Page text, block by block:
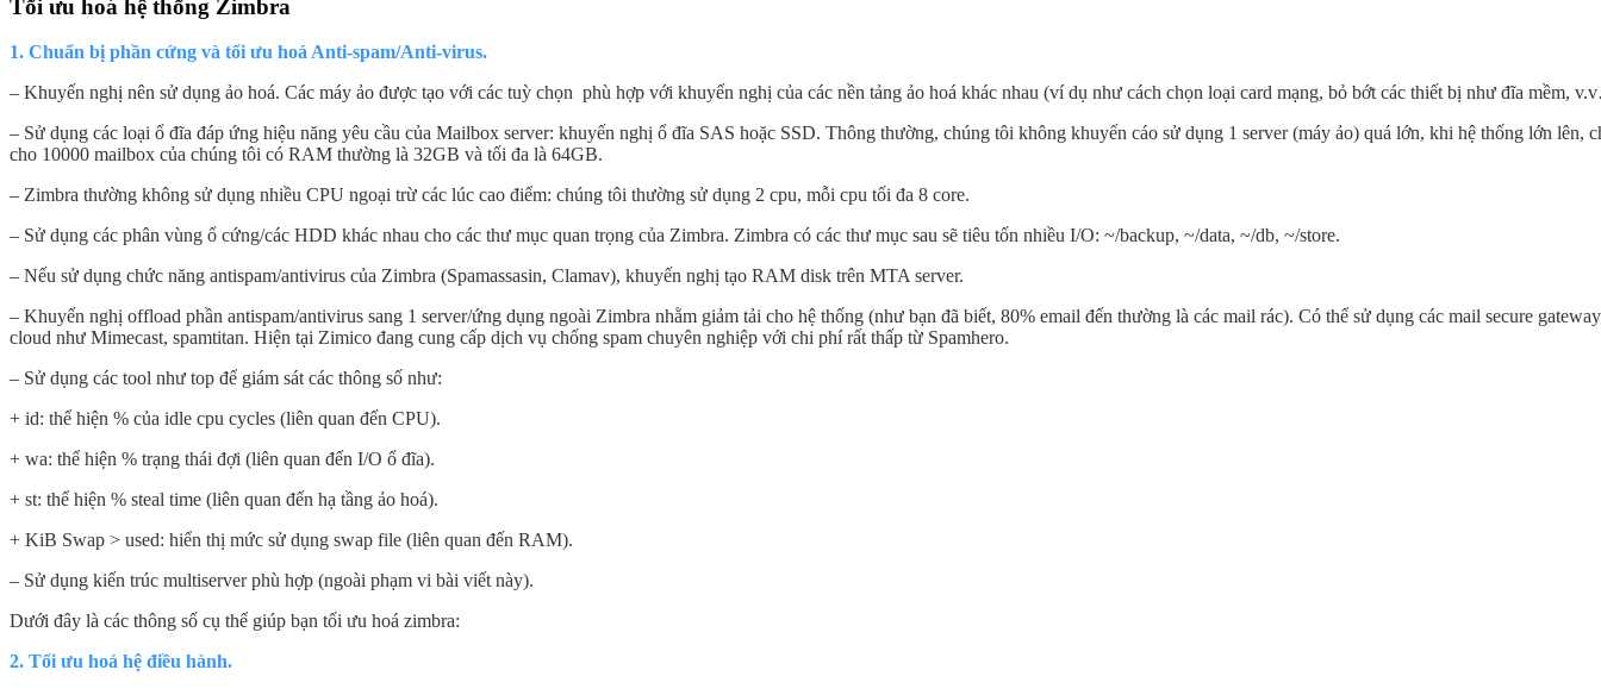
Tối ưu hoá hệ thống Zimbra
1. Chuẩn bị phần cứng và tối ưu hoá Anti-spam/Anti-virus.
– Khuyến nghị nên sử dụng ảo hoá. Các máy ảo được tạo với các tuỳ chọn phù hợp với khuyến nghị của các nền tảng ảo hoá khác nhau (ví dụ như cách chọn loại card mạng, bỏ bớt các thiết bị như đĩa mềm,
– Sử dụng các loại ổ đĩa đáp ứng hiệu năng yêu cầu của Mailbox server: khuyến nghị ổ đĩa SAS hoặc SSD. Thông thường, chúng tôi không khuyến cáo sử dụng 1 server (máy ảo) quá lớn, khi hệ thống lớn lên,
cho 10000 mailbox của chúng tôi có RAM thường là 32GB và tối đa là 64GB.
– Zimbra thường không sử dụng nhiều CPU ngoại trừ các lúc cao điểm: chúng tôi thường sử dụng 2 cpu, mỗi cpu tối đa 8 core.
– Sử dụng các phân vùng ổ cứng/các HDD khác nhau cho các thư mục quan trọng của Zimbra. Zimbra có các thư mục sau sẽ tiêu tốn nhiều I/O: ~/backup, ~/data, ~/db, ~/store.
– Nếu sử dụng chức năng antispam/antivirus của Zimbra (Spamassasin, Clamav), khuyến nghị tạo RAM disk trên MTA server.
– Khuyến nghị offload phần antispam/antivirus sang 1 server/ứng dụng ngoài Zimbra nhằm giảm tải cho hệ thống (như bạn đã biết, 80% email đến thường là các mail rác). Có thể sử dụng các mail secure
cloud như Mimecast, spamtitan. Hiện tại Zimico đang cung cấp dịch vụ chống spam chuyên nghiệp với chi phí rất thấp từ Spamhero.
– Sử dụng các tool như top để giám sát các thông số như:
+ id: thể hiện % của idle cpu cycles (liên quan đến CPU).
+ wa: thể hiện % trạng thái đợi (liên quan đến I/O ổ đĩa).
+ st: thể hiện % steal time (liên quan đến hạ tầng ảo hoá).
+ KiB Swap > used: hiển thị mức sử dụng swap file (liên quan đến RAM).
– Sử dụng kiến trúc multiserver phù hợp (ngoài phạm vi bài viết này).
Dưới đây là các thông số cụ thể giúp bạn tối ưu hoá zimbra:
2. Tối ưu hoá hệ điều hành.